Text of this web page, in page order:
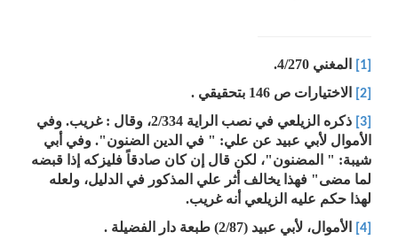
[1] المغني 4/270.
[2] الاختيارات ص 146 بتحقيقي .
[3]
ذكره الزيلعي في نصب الراية 2/334، وقال : غريب. وفي
الأموال لأبي عبيد عن علي: " في الدين الضنون". وفي أبي
شيبة: " المضنون"، لكن قال إن كان صادقاً فليزكه إذا قبضه
لما مضى" فهذا يخالف أثر علي المذكور في الدليل، ولعله
لهذا حكم عليه الزيلعي أنه غريب.
[4] الأموال، لأبي عبيد (2/87) طبعة دار الفضيلة .